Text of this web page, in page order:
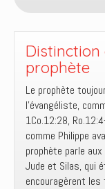
évangéliste
et
un
pasteur
?
Distinction
prophète
Le prophète
l’évangéliste,
1Co.12:28,
comme Philippe
prophète parle
Jude et Silas, qui
encouragèrent